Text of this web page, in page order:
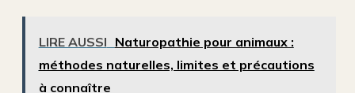
LIRE AUSSI Naturopathie pour animaux :
méthodes naturelles, limites et précautions
à connaître